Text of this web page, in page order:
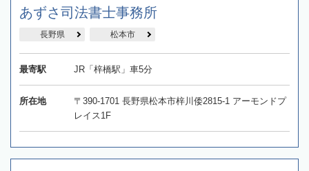
あずさ司法書士事務所
長野県 松本市
最寄駅 JR「梓橋駅」車5分
所在地
〒390-1701 長野県松本市梓川倭2815-1 アーモンドプ
レイス1F